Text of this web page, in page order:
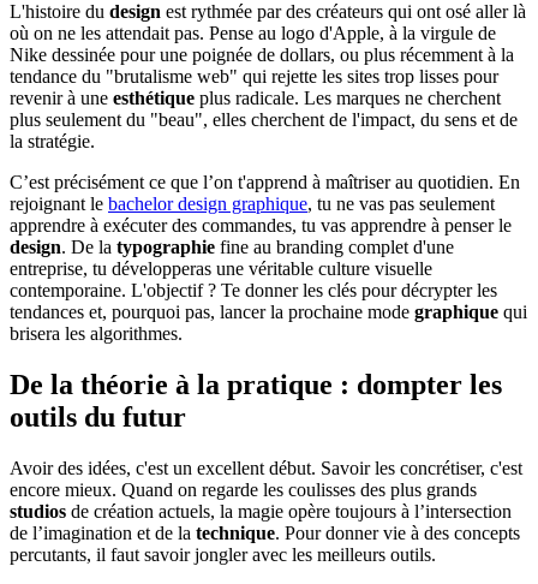
L'histoire du design est rythmée par des créateurs qui ont osé aller là
où on ne les attendait pas. Pense au logo d'Apple, à la virgule de
Nike dessinée pour une poignée de dollars, ou plus récemment à la
tendance du "brutalisme web" qui rejette les sites trop lisses pour
revenir à une esthétique plus radicale. Les marques ne cherchent
plus seulement du "beau", elles cherchent de l'impact, du sens et de
la stratégie.
C’est précisément ce que l’on t'apprend à maîtriser au quotidien. En
rejoignant le bachelor design graphique, tu ne vas pas seulement
apprendre à exécuter des commandes, tu vas apprendre à penser le
design. De la typographie fine au branding complet d'une
entreprise, tu développeras une véritable culture visuelle
contemporaine. L'objectif ? Te donner les clés pour décrypter les
tendances et, pourquoi pas, lancer la prochaine mode graphique qui
brisera les algorithmes.
De la théorie à la pratique : dompter les
outils du futur
Avoir des idées, c'est un excellent début. Savoir les concrétiser, c'est
encore mieux. Quand on regarde les coulisses des plus grands
studios de création actuels, la magie opère toujours à l’intersection
de l’imagination et de la technique. Pour donner vie à des concepts
percutants, il faut savoir jongler avec les meilleurs outils.